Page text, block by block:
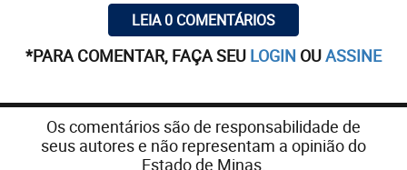
LEIA 0 COMENTÁRIOS
*PARA COMENTAR, FAÇA SEU LOGIN OUASSINE
Os comentários são de responsabilidade de
seus autores e não representam a opinião do
Estado de Minas.